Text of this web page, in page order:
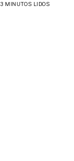
3 MINUTOS LIDOS